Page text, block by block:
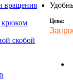
вращения
крюком
скобой
Цена: